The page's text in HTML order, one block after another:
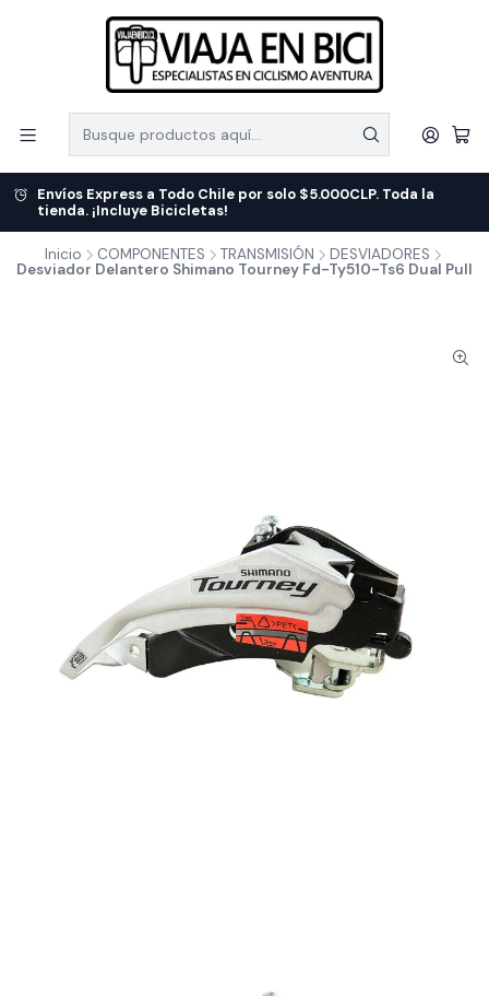
Envíos Express a Todo Chile por solo $5.000CLP. Toda la
tienda. ¡Incluye Bicicletas!
Inicio COMPONENTES TRANSMISIÓN
DESVIADORES
Desviador Delantero Shimano Tourney Fd-Ty510-Ts6 Dual Pull